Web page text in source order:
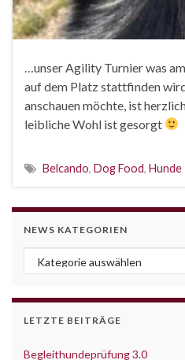
…unser Agility Turnier was
auf dem Platz stattfinden
anschauen möchte, ist
leibliche Wohl ist gesorgt
Belcando, Dog Food, Hunde
NEWS KATEGORIEN
News Kategorien
LETZTE BEITRÄGE
Begleithundeprüfung 3.0